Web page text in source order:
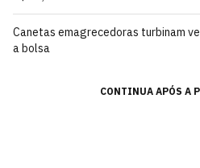
Canetas emagrecedoras turbinam
a bolsa
CONTINUA APÓS A